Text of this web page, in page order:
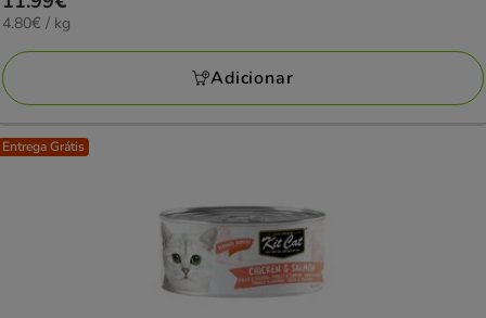
estrelas
com
1
avaliações
11.99€
4.80€
KG
4.80€ / kg
Adicionar
Entrega Grátis